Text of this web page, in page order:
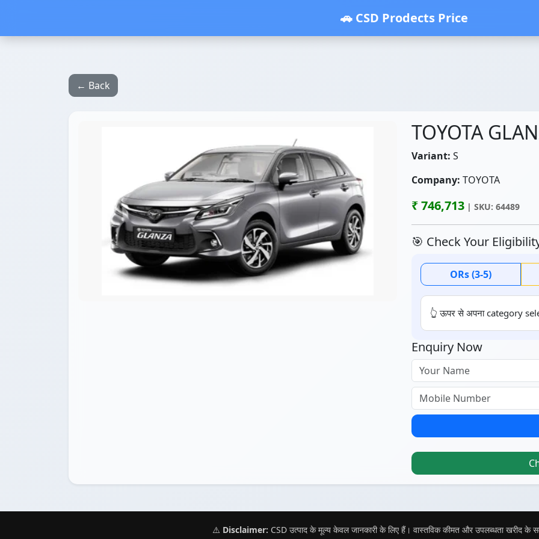
🚗 CSD Prodects Price
← Back
TOYOTA
Variant: S
Company: TOYOTA
₹ 746,713 | SKU: 64489
🎯 Check Your
ORs (3-5)
👆 ऊपर से अपना category
Enquiry Now
⚠️ Disclaimer: CSD उत्पाद के मूल्य केवल जानकारी के लिए हैं। वास्तविक कीमत और उपलब्धता खरीद के